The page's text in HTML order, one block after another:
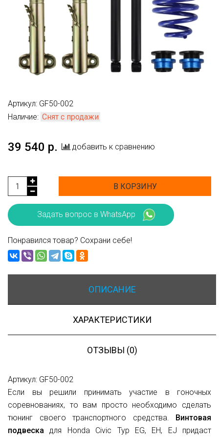
Артикул: GF50-002
Наличие: Снят с продажи
39 540 р. добавить к сравнению
В КОРЗИНУ
Задать вопрос в WhatsApp
Понравился товар? Сохрани себе!
ОПИСАНИЕ
ХАРАКТЕРИСТИКИ
ОТЗЫВЫ (0)
Артикул: GF50-002
Если вы решили принимать участие в гоночных
соревнованиях, то вам просто необходимо сделать
тюнинг своего транспортного средства. Винтовая
подвеска для Honda Civic Typ EG, EH, EJ придаст